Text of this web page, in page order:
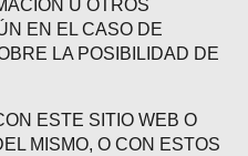
U OTROS
EN EL CASO DE
LA POSIBILIDAD DE
ESTE SITIO WEB O
MISMO, O CON ESTOS